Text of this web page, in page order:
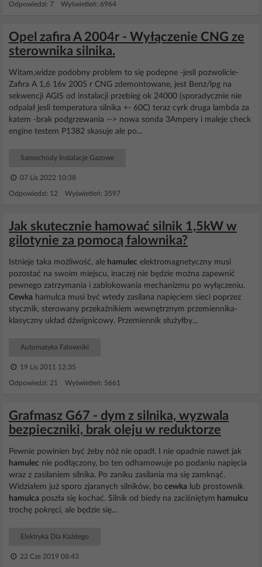
Odpowiedzi: 7 Wyświetleń: 6964
Opel zafira A 2004r - Wyłączenie CNG ze
sterownika silnika.
Witam,widze podobny problem to się podepne -jesli pozwolicie-
Zafira A 1,6 16v 2005 r CNG zdemontowane, jest Benz/lpg na
sekwencji AGIS od instalacji przebieg ok 24000 (sporadycznie nie
odpalał jesli temperatura silnika +- 60C) teraz cyrk druga lambda za
katem -brak podgrzewania --> nowa sonda 3Ampery i maleje check
engine testem P1382 skasuje ale po...
Samochody Instalacje Gazowe
07 Lis 2022 10:38
Odpowiedzi: 12 Wyświetleń: 3597
Jak skutecznie hamować silnik 1,5kW w
gilotynie za pomocą falownika?
Istnieje taka możliwość, ale hamulec elektromagnetyczny musi
pozostać na swoim miejscu, inaczej nie będzie można zapewnić
pewnego zatrzymania i zablokowania mechanizmu po wyłączeniu.
Cewka hamulca musi być wtedy zasilana napięciem sieci poprzez
stycznik, sterowany przekaźnikiem wewnętrznym przemiennika-
klasyczny układ dźwignicowy. Przemiennik służyłby...
Automatyka Falowniki
19 Lis 2011 12:35
Odpowiedzi: 21 Wyświetleń: 5661
Grafmasz G67 - dym z silnika, wyzwala
bezpieczniki, brak oleju w reduktorze
Pewnie powinien być żeby nóż nie opadł. I nie opadnie nawet jak
hamulec nie podłączony, bo ten odhamowuje po podaniu napięcia
wraz z zasilaniem silnika. Po zaniku zasilania ma się zamknąć.
Widziałem już sporo zjaranych silników, bo cewka lub prostownik
hamulca poszła się kochać. Silnik od biedy na zaciśniętym hamulcu
trochę pokręci, ale będzie się...
Elektryka Dla Każdego
22 Cze 2019 08:43